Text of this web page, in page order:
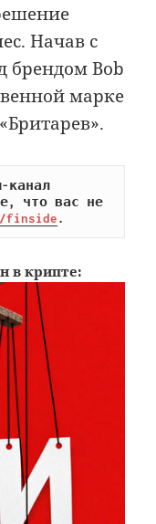
Начав с
брендом Bob
марке
канал
что вас не
finside.
в крипте: